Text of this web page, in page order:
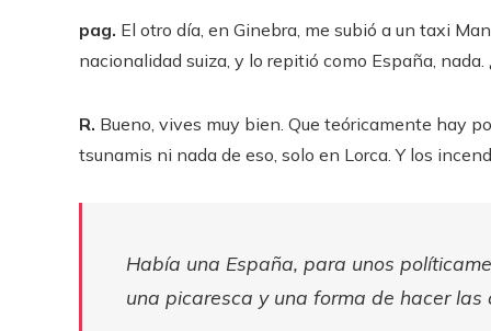
pag. El otro día, en Ginebra, me subió a un taxi
nacionalidad suiza, y lo repitió como España, nada.
R. Bueno, vives muy bien. Que teóricamente hay
tsunamis ni nada de eso, solo en Lorca. Y los
Había una España, para unos
una picaresca y una forma de hacer